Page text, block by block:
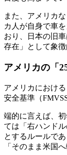
また、アメリカ
カ人が自身で車
おり、日本の旧
存在」として象
アメリカの「
アメリカにおけ
安全基準（
端的に言えば、
ては「右ハンド
とするルールで
「そのまま米国